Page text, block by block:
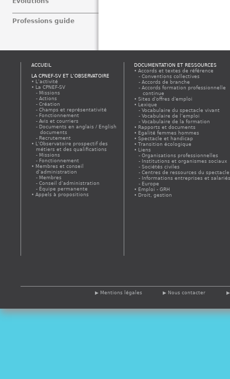
Professions guide
ACCUEIL
LA CPNEF-SV ET L’OBSERVATOIRE
L’activité
La CPNEF-SV
Missions
Actions
Création
Champs et représentativité
Fonctionnement
Avis et courriers
Documents en anglais / English
documents
Recrutement
L’Observatoire prospectif des
métiers et des qualifications
Missions
Fonctionnement
Membres et conseil
d’administration
Membres
Conseil d’administration
Équipe permanente
Appels à propositions
DOCUMENTATION ET RESSOURCES
Accords et textes de référence
Conventions collectives
Accords de branche
Accords formation professionnelle
continue
Sites d'offres d'emploi
Lexique
Vocabulaire du spectacle vivant
Vocabulaire de l’emploi
Vocabulaire de la formation
Rapports et documents
Egalité femmes hommes
Spectacle et handicap
Transition écologique
Liens
Organisations professionnelles
Institutions et organismes sociaux
Sociétés civiles
Centres de ressources du spectacle
Informations entreprises et
Europe
Emploi - GRH
Droit, gestion
Mentions légales Nous contacter